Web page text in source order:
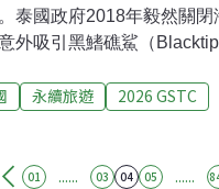
泰國政府2018年毅然關閉
外吸引黑鰭礁鯊（
生態、徹底改善過去觀光
括新手潛水不能帶相機等
永續旅遊 2026 GSTC
01 ...... 03 04 05 ......